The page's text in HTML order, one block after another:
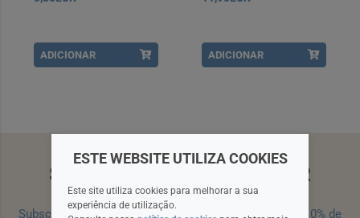
ADICIONAR ADICIONAR
SUBSCREVA A NEWSLETTER
Subscreva a nossa newsletter e receba um cupão de 10% de
ESTE WEBSITE UTILIZA COOKIES
Este site utiliza cookies para melhorar a sua
experiência de utilização.